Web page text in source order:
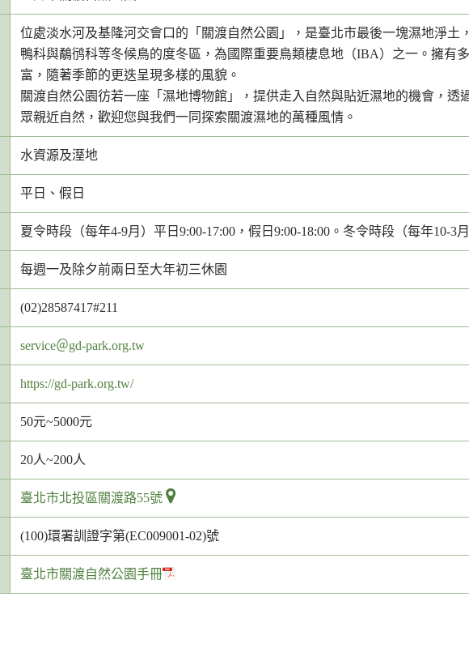
位處淡水河及基隆河交會口的「關渡自然公園」，是臺北市最後一塊濕地淨土
鴨科與鷸鸻科等冬候鳥的度冬區，為國際重要鳥類棲息地（IBA）之一。擁有
富，隨著季節的更迭呈現多樣的風貌。
關渡自然公園彷若一座「濕地博物館」，提供走入自然與貼近濕地的機會，透
眾親近自然，歡迎您與我們一同探索關渡濕地的萬種風情。
水資源及溼地
平日、假日
夏令時段（每年4-9月）平日9:00-17:00，假日9:00-18:00。冬令時段（每年10-3
每週一及除夕前兩日至大年初三休園
(02)28587417#211
客
服
信
箱
網
service＠gd-park.org.tw
https://gd-park.org.tw/
50元~5000元
20人~200人
臺北市北投區關渡路55號
(100)環署訓證字第(EC009001-02)號
臺北市關渡自然公園手冊